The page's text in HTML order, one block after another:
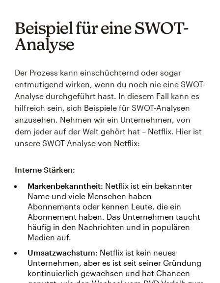
Beispiel für eine SWOT-
Analyse
Der Prozess kann einschüchternd oder sogar
entmutigend wirken, wenn du noch nie eine SWOT-
Analyse durchgeführt hast. In diesem Fall kann es
hilfreich sein, sich Beispiele für SWOT-Analysen
anzusehen. Nehmen wir ein Unternehmen, von
dem jeder auf der Welt gehört hat – Netflix. Hier ist
unsere SWOT-Analyse von Netflix:
Interne Stärken:
Markenbekanntheit: Netflix ist ein bekannter
Name und viele Menschen haben
Abonnements oder kennen Leute, die ein
Abonnement haben. Das Unternehmen taucht
häufig in den Nachrichten und in populären
Medien auf.
Umsatzwachstum: Netflix ist kein neues
Unternehmen, aber es ist seit seiner Gründung
kontinuierlich gewachsen und hat Chancen